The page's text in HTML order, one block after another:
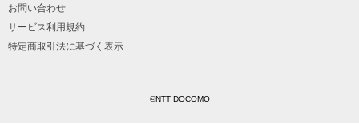
お問い合わせ
サービス利用規約
特定商取引法に基づく表示
©NTT DOCOMO